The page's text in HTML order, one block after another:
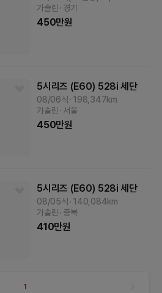
가솔린
경기
450만원
5시리즈 (E60) 528i 세단
08/06식 198,347km
가솔린
서울
450만원
5시리즈 (E60) 528i 세단
08/05식 140,084km
가솔린
충북
410만원
1